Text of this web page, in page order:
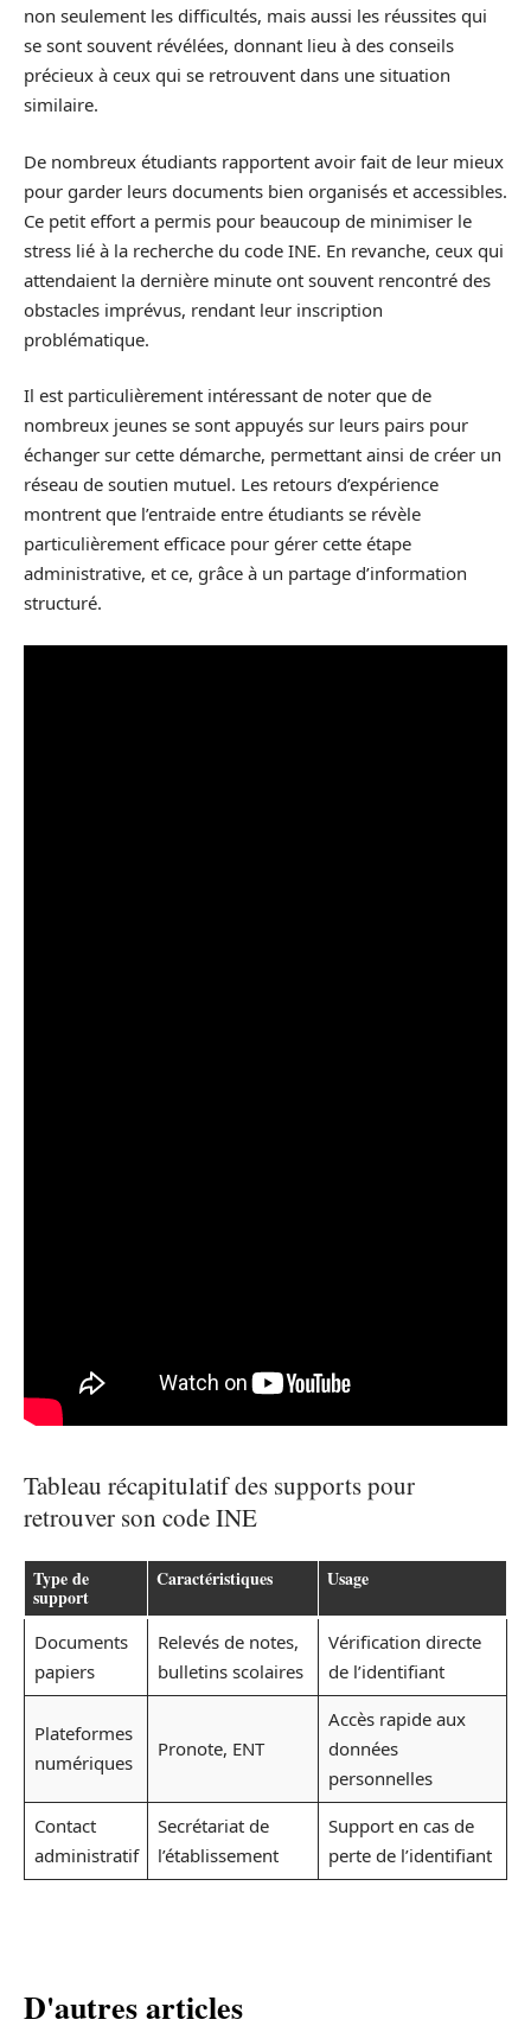
non seulement les difficultés, mais aussi les réussites qui
se sont souvent révélées, donnant lieu à des conseils
précieux à ceux qui se retrouvent dans une situation
similaire.
De nombreux étudiants rapportent avoir fait de leur mieux
pour garder leurs documents bien organisés et accessibles.
Ce petit effort a permis pour beaucoup de minimiser le
stress lié à la recherche du code INE. En revanche, ceux qui
attendaient la dernière minute ont souvent rencontré des
obstacles imprévus, rendant leur inscription
problématique.
Il est particulièrement intéressant de noter que de
nombreux jeunes se sont appuyés sur leurs pairs pour
échanger sur cette démarche, permettant ainsi de créer un
réseau de soutien mutuel. Les retours d’expérience
montrent que l’entraide entre étudiants se révèle
particulièrement efficace pour gérer cette étape
administrative, et ce, grâce à un partage d’information
structuré.
Tableau récapitulatif des supports pour
retrouver son code INE
Type de
support
Caractéristiques Usage
Documents
papiers
Relevés de notes,
bulletins scolaires
Vérification directe
de l’identifiant
Plateformes
numériques
Pronote, ENT
Accès rapide aux
données
personnelles
Contact
administratif
Secrétariat de
l’établissement
Support en cas de
perte de l’identifiant
D'autres articles